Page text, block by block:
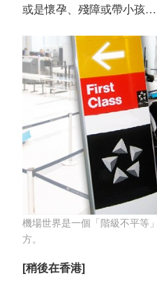
或是懷孕、殘障或帶小孩…
機場世界是一個「階級不平等
方。
[稍後在香港]